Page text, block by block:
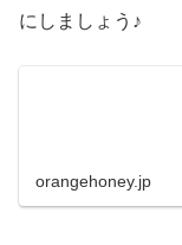
にしましょう♪
orangehoney.jp